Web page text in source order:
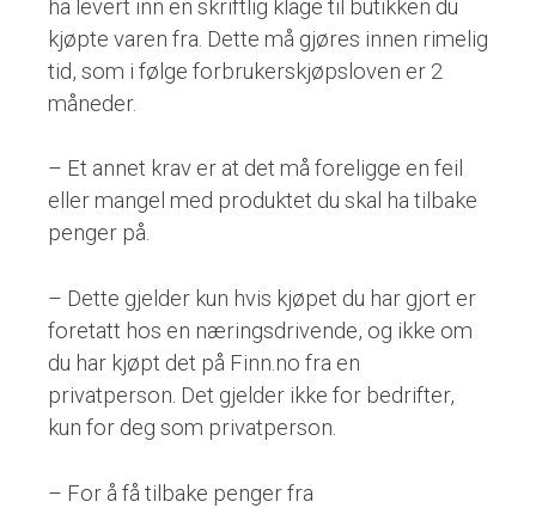
ha levert inn en skriftlig klage til butikken du
kjøpte varen fra. Dette må gjøres innen rimelig
tid, som i følge forbrukerskjøpsloven er 2
måneder.
– Et annet krav er at det må foreligge en feil
eller mangel med produktet du skal ha tilbake
penger på.
– Dette gjelder kun hvis kjøpet du har gjort er
foretatt hos en næringsdrivende, og ikke om
du har kjøpt det på Finn.no fra en
privatperson. Det gjelder ikke for bedrifter,
kun for deg som privatperson.
– For å få tilbake penger fra